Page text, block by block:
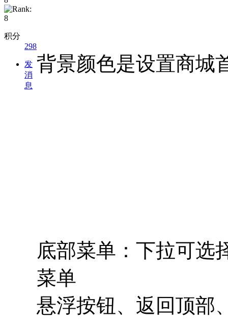
积分
298
发
消
息
背景颜色是设置商城
底部菜单：下拉可选
菜单
悬浮按钮、返回顶部